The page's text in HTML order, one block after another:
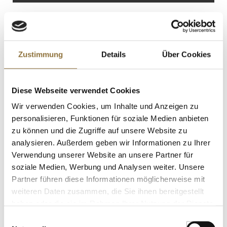
Zustimmung Details Über Cookies
Diese Webseite verwendet Cookies
Wir verwenden Cookies, um Inhalte und Anzeigen zu
personalisieren, Funktionen für soziale Medien anbieten
zu können und die Zugriffe auf unsere Website zu
analysieren. Außerdem geben wir Informationen zu Ihrer
Verwendung unserer Website an unsere Partner für
soziale Medien, Werbung und Analysen weiter. Unsere
Partner führen diese Informationen möglicherweise mit
weiteren Daten zusammen, die Sie ihnen bereitgestellt
Salz
0.03 g
KENNZEICHNUNGEN U. SPEZIFIKATIONEN
TossIt, Filter/Teebeutel mit Kordelzug
Art.Nr.:46702
€ 6,24
St.
Peta Crispy (Knallbrause), Kupfer,
Bitterschoko ummantelt, Wetproof, 900
g
Art.Nr.:38455